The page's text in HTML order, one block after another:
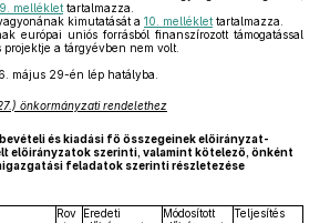
9. melléklet tartalmazza.
kimutatását a 10. melléklet tartalmazza.
európai uniós forrásból finanszírozott támogatással
projektje a tárgyévben nem volt.
május 29-én lép hatályba.
önkormányzati rendelethez
és kiadási fő összegeinek előirányzat-
előirányzatok szerinti, valamint kötelező, önként
feladatok szerinti részletezése
Rov Eredeti
Módosított
Teljesítés